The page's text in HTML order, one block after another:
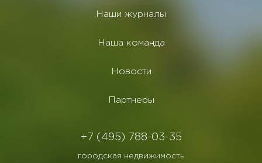
Наши журналы
Наша команда
Новости
Партнеры
+7 (495) 788-03-35
городская недвижимость